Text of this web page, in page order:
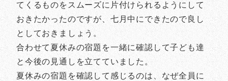
てくるものをスムーズに片付けられるようにして
おきたかったのですが、七月中にできたので良し
としておきましょう。
合わせて夏休みの宿題を一緒に確認して子ども達
と今後の見通しを立てていました。
夏休みの宿題を確認して感じるのは、なぜ全員に